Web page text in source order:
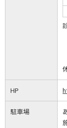
HP
駐車場